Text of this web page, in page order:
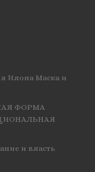
Илона Маска и
ФОРМА
и власть